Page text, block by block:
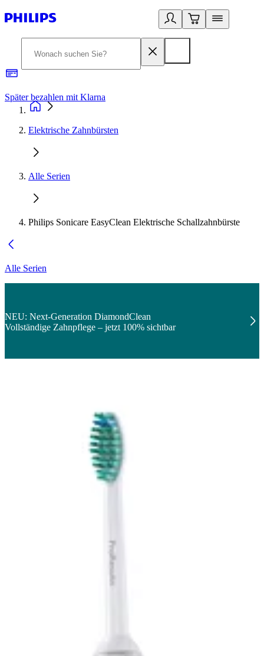
Später bezahlen mit Klarna
Elektrische Zahnbürsten
Alle Serien
Philips Sonicare EasyClean Elektrische Schallzahnbürste
Alle Serien
NEU: Next-Generation DiamondClean
Vollständige Zahnpflege – jetzt 100% sichtbar